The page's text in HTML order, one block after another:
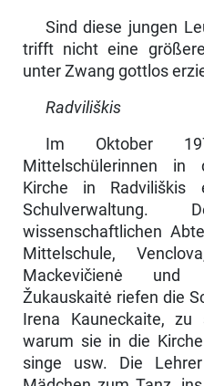
Sind diese jungen
trifft nicht eine
unter Zwang gottlos
Radviliškis
Im Oktober
Mittelschülerinnen in
Kirche in
wissenschaftlichen
Mittelschule,
Mackevičienė und
Žukauskaitė riefen die
Irena Kauneckaite,
warum sie in die
singe usw. Die